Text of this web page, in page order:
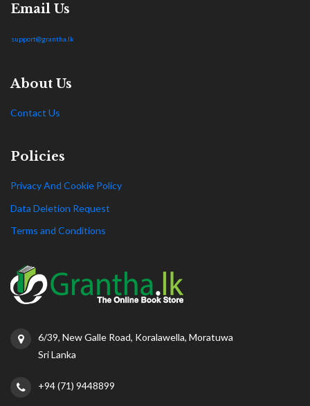
Email Us
support@grantha.lk
About Us
Contact Us
Policies
Privacy And Cookie Policy
Data Deletion Request
Terms and Conditions
6/39, New Galle Road, Koralawella, Moratuwa
Sri Lanka
+94 (71) 9448899